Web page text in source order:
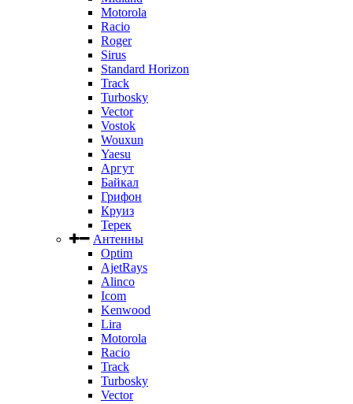
Motorola
Racio
Roger
Sirus
Standard Horizon
Track
Turbosky
Vector
Vostok
Wouxun
Yaesu
Аргут
Байкал
Грифон
Круиз
Терек
Антенны
Optim
AjetRays
Alinco
Icom
Kenwood
Lira
Motorola
Racio
Track
Turbosky
Vector